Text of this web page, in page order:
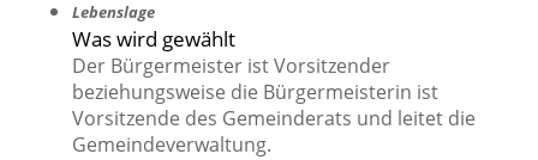
Lebenslage
Was wird gewählt
Der Bürgermeister ist Vorsitzender
beziehungsweise die Bürgermeisterin ist
Vorsitzende des Gemeinderats und leitet die
Gemeindeverwaltung.